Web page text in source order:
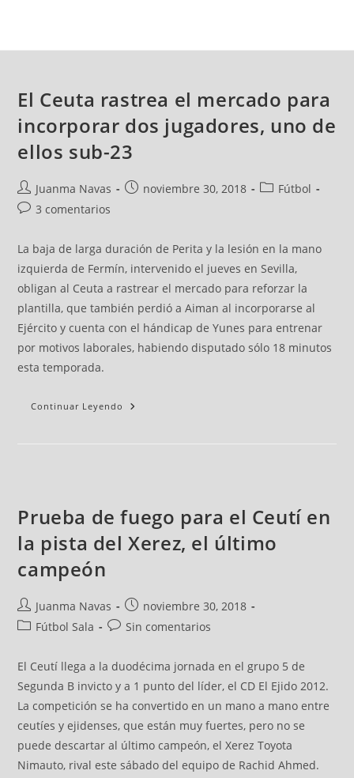
El Ceuta rastrea el mercado para
incorporar dos jugadores, uno de
ellos sub-23
Juanma Navas noviembre 30, 2018
Fútbol
3 comentarios
La baja de larga duración de Perita y la lesión en la mano
izquierda de Fermín, intervenido el jueves en Sevilla,
obligan al Ceuta a rastrear el mercado para reforzar la
plantilla, que también perdió a Aiman al incorporarse al
Ejército y cuenta con el hándicap de Yunes para entrenar
por motivos laborales, habiendo disputado sólo 18 minutos
esta temporada.
Continuar Leyendo
Prueba de fuego para el Ceutí en
la pista del Xerez, el último
campeón
Juanma Navas
noviembre 30, 2018
Fútbol Sala
Sin comentarios
El Ceutí llega a la duodécima jornada en el grupo 5 de
Segunda B invicto y a 1 punto del líder, el CD El Ejido 2012.
La competición se ha convertido en un mano a mano entre
ceutíes y ejidenses, que están muy fuertes, pero no se
puede descartar al último campeón, el Xerez Toyota
Nimauto, rival este sábado del equipo de Rachid Ahmed.